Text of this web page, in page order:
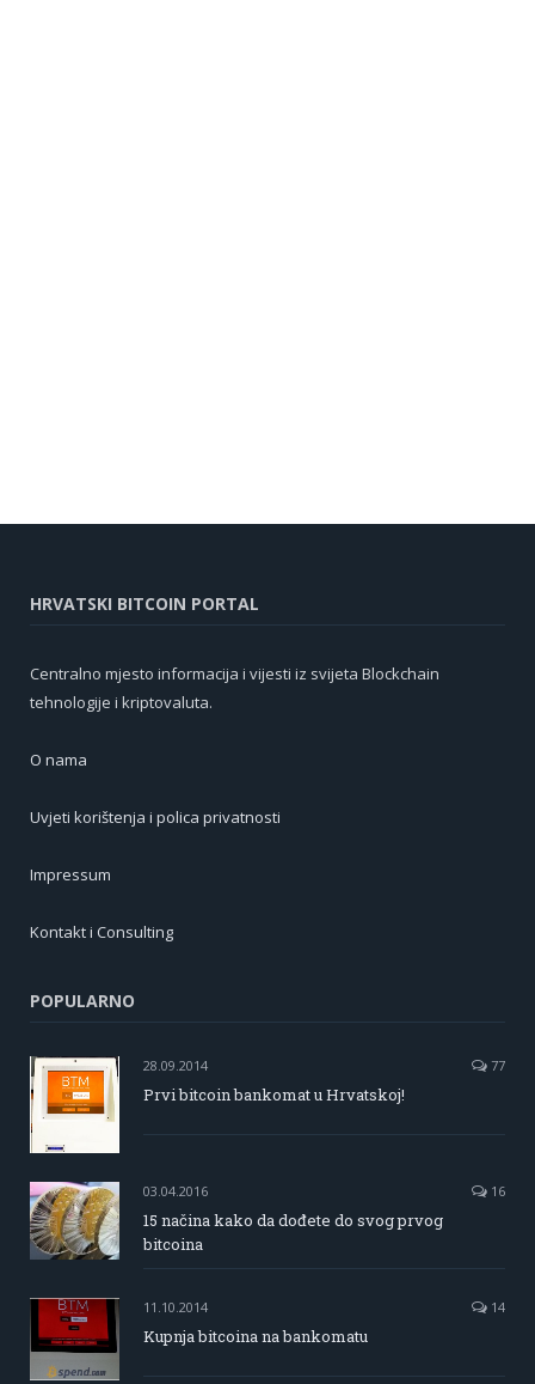
HRVATSKI BITCOIN PORTAL
Centralno mjesto informacija i vijesti iz svijeta Blockchain
tehnologije i kriptovaluta.
O nama
Uvjeti korištenja i polica privatnosti
Impressum
Kontakt i Consulting
POPULARNO
28.09.2014 77
Prvi bitcoin bankomat u Hrvatskoj!
03.04.2016 16
15 načina kako da dođete do svog prvog
bitcoina
11.10.2014 14
Kupnja bitcoina na bankomatu